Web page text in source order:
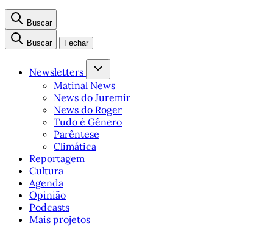
Buscar
Buscar Fechar
Newsletters
Matinal News
News do Juremir
News do Roger
Tudo é Gênero
Parêntese
Climática
Reportagem
Cultura
Agenda
Opinião
Podcasts
Mais projetos